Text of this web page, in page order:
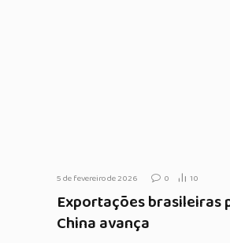
5 de fevereiro de 2026 0 10
Exportações brasileiras
China avança